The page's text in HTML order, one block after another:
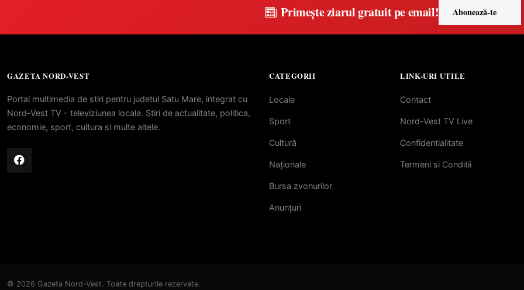
Primește ziarul gratuit pe email! Abonează-te
GAZETA NORD-VEST
Portal multimedia de stiri pentru judetul Satu Mare, integrat cu
Nord-Vest TV - televiziunea locala. Stiri de actualitate, politica,
economie, sport, cultura si multe altele.
CATEGORII
Locale
Sport
Cultură
Naționale
Bursa zvonurilor
Anunțuri
LINK-URI UTILE
Contact
Nord-Vest TV Live
Confidentialitate
Termeni si Conditii
© 2026 Gazeta Nord-Vest. Toate drepturile rezervate.